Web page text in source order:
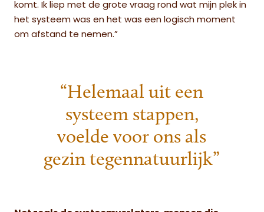
komt. Ik liep met de grote vraag rond wat mijn plek in
het systeem was en het was een logisch moment
om afstand te nemen.”
“Helemaal uit een
systeem stappen,
voelde voor ons als
gezin tegennatuurlijk”